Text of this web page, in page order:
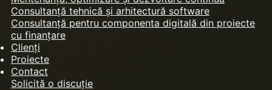
Consultanță tehnică și arhitectură software
Consultanță pentru componenta digitală din proiecte
cu finanțare
Clienți
Proiecte
Contact
Solicită o discuție